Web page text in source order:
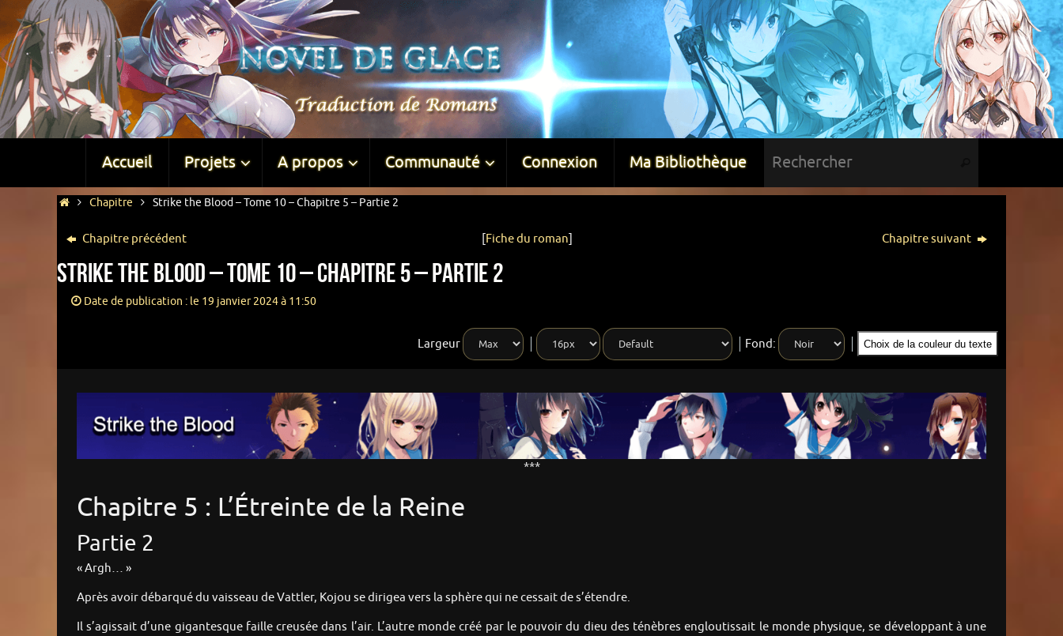
Accueil Projets A propos Communauté Connexion Ma Bibliothèque
Chapitre Strike the Blood – Tome 10 – Chapitre 5 – Partie 2
Chapitre précédent [Fiche du roman] Chapitre suivant
Strike the Blood – Tome 10 – Chapitre 5 – Partie 2
Date de publication : le 19 janvier 2024 à 11:50
Largeur Fond: Choix de la couleur du texte
***
Chapitre 5 : L’Étreinte de la Reine
Partie 2
« Argh… »
Après avoir débarqué du vaisseau de Vattler, Kojou se dirigea vers la sphère qui ne cessait de s’étendre.
Il s’agissait d’une gigantesque faille creusée dans l’air. L’autre monde créé par le pouvoir du dieu des ténèbres engloutissait le monde physique, se développant à une